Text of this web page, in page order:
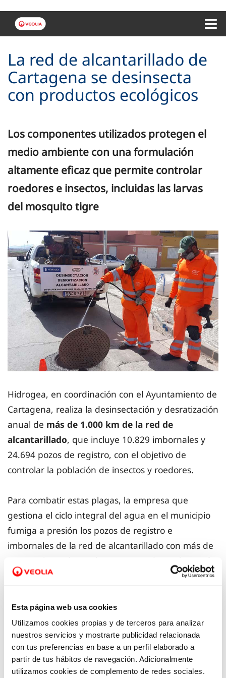
Esta página web usa cookies
Utilizamos cookies propias y de terceros para analizar
nuestros servicios y mostrarte publicidad relacionada
con tus preferencias en base a un perfil elaborado a
partir de tus hábitos de navegación. Adicionalmente
utilizamos cookies de complemento de redes sociales.
La red de alcantarillado de
Cartagena se desinsecta
con productos ecológicos
Los componentes utilizados protegen el
medio ambiente con una formulación
altamente eficaz que permite controlar
roedores e insectos, incluidas las larvas
del mosquito tigre
Hidrogea, en coordinación con el Ayuntamiento de
Cartagena, realiza la desinsectación y desratización
anual de más de 1.000 km de la red de
alcantarillado, que incluye 10.829 imbornales y
24.694 pozos de registro, con el objetivo de
controlar la población de insectos y roedores.
Para combatir estas plagas, la empresa que
gestiona el ciclo integral del agua en el municipio
fumiga a presión los pozos de registro e
imbornales de la red de alcantarillado con más de
100.000 litros de producto insecticida y coloca más
de 8.000 kg de cebo raticida en el interior de los
utilizada hasta el año pasado. A estas medidas se
añade el novedoso tratamiento contra el
mosquito tigre en fase larvaria, evitando su
proliferación mediante la fumigación de todos los
imbornales.